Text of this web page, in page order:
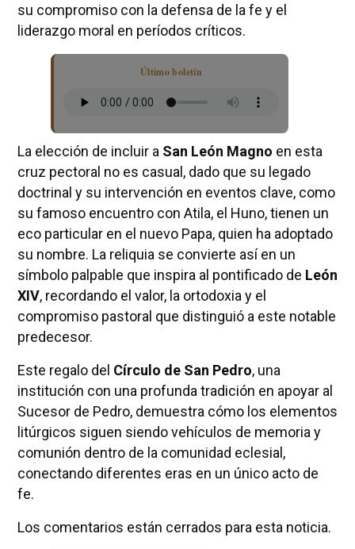
su compromiso con la defensa de la fe y el
liderazgo moral en períodos críticos.
Último boletín
La elección de incluir a San León Magno en esta
cruz pectoral no es casual, dado que su legado
doctrinal y su intervención en eventos clave, como
su famoso encuentro con Atila, el Huno, tienen un
eco particular en el nuevo Papa, quien ha adoptado
su nombre. La reliquia se convierte así en un
símbolo palpable que inspira al pontificado de León
XIV, recordando el valor, la ortodoxia y el
compromiso pastoral que distinguió a este notable
predecesor.
Este regalo del Círculo de San Pedro, una
institución con una profunda tradición en apoyar al
Sucesor de Pedro, demuestra cómo los elementos
litúrgicos siguen siendo vehículos de memoria y
comunión dentro de la comunidad eclesial,
conectando diferentes eras en un único acto de
fe.
Los comentarios están cerrados para esta noticia.